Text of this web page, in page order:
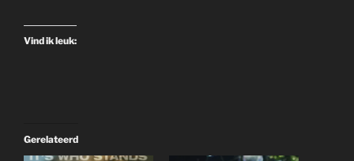
Vind ik leuk:
Gerelateerd